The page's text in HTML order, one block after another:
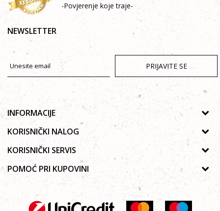
-Povjerenje koje traje-
NEWSLETTER
PRIJAVITE SE
INFORMACIJE
O nama
Galerija
Saradnja
KORISNIČKI NALOG
Uputstvo za registraciju
Zaboravljena lozinka
Poručivanje
KORISNIČKI SERVIS
Politika privatnosti
Autorska prava
Uslovi korišćenja
Uslovi isporuke
POMOĆ PRI KUPOVINI
Kako kupiti online?
Najčešća pitanja